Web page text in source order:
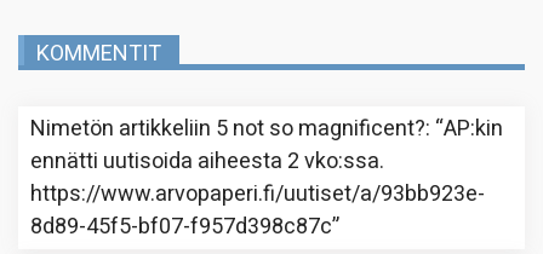
KOMMENTIT
Nimetön artikkeliin 5 not so magnificent?: “AP:kin
ennätti uutisoida aiheesta 2 vko:ssa.
https://www.arvopaperi.fi/uutiset/a/93bb923e-
8d89-45f5-bf07-f957d398c87c”